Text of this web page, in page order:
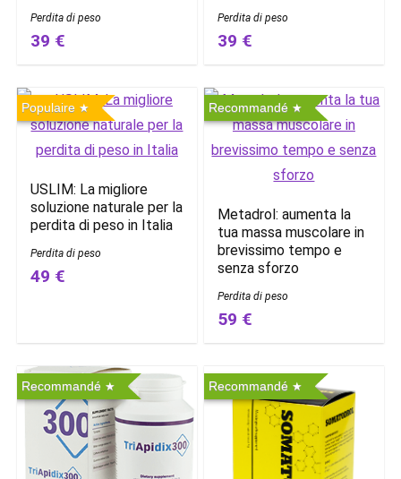
Perdita di peso
39 €
Perdita di peso
39 €
Populaire
USLIM: La migliore
soluzione naturale per la
perdita di peso in Italia
Perdita di peso
49 €
Recommandé
Metadrol: aumenta la
tua massa muscolare in
brevissimo tempo e
senza sforzo
Perdita di peso
59 €
Recommandé Recommandé